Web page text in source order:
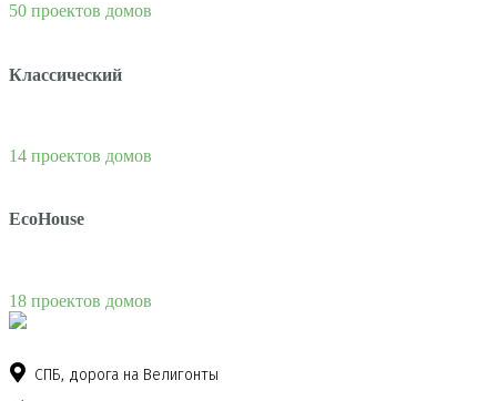
50 проектов домов
Классический
14 проектов домов
EcoHouse
18 проектов домов
СПБ, дорога на Велигонты